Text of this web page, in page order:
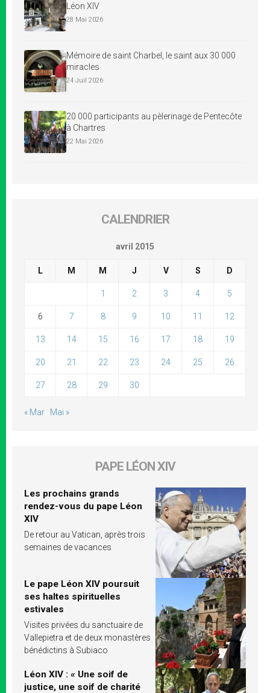
Léon XIV
28 Mai 2026
Mémoire de saint Charbel, le saint aux 30 000
miracles
24 Juil 2026
20 000 participants au pèlerinage de Pentecôte
à Chartres
22 Mai 2026
CALENDRIER
avril 2015
L M M J V S D
1 2 3 4 5
6 7 8 9 10 11 12
13 14 15 16 17 18 19
20 21 22 23 24 25 26
27 28 29 30
« Mar Mai »
PAPE LÉON XIV
Les prochains grands
rendez-vous du pape Léon
XIV
De retour au Vatican, après trois
semaines de vacances
Le pape Léon XIV poursuit
ses haltes spirituelles
estivales
Visites privées du sanctuaire de
Vallepietra et de deux monastères
bénédictins à Subiaco
Léon XIV : « Une soif de
justice, une soif de charité